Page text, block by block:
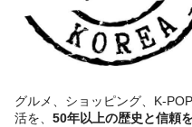
グルメ、ショッピング、K-
活を、 50年以上の歴史と信頼